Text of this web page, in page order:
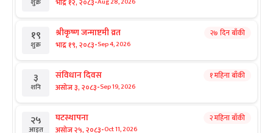
शुक्र
१९
शुक्र
श्रीकृष्ण जन्माष्टमी व्रत
भाद्र १९, २०८३-Sep 4, 2026
२७ दिन बाँकी
३
शनि
संविधान दिवस
असोज ३, २०८३-Sep 19, 2026
१ महिना बाँकी
२५
आइत
घटस्थापना
असोज २५, २०८३-Oct 11, 2026
२ महिना बाँकी